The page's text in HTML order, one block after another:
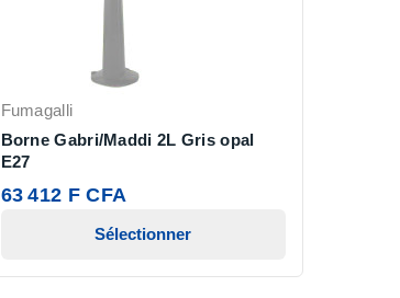
Fumagalli
Borne Gabri/Maddi 2L Gris opal
E27
63 412 F CFA
Sélectionner